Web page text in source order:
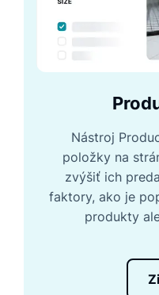
Nástroj
položky na
zvýšiť ich
faktory, ako je
produkty